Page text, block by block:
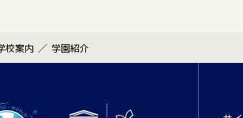
校案内 学園紹介